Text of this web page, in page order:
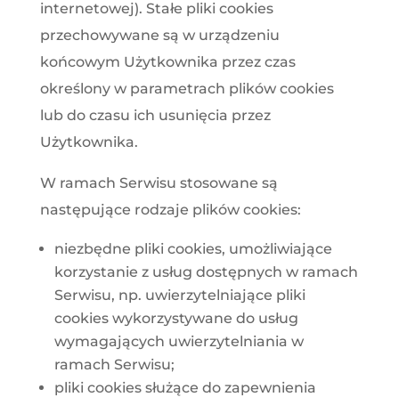
internetowej). Stałe pliki cookies
przechowywane są w urządzeniu
końcowym Użytkownika przez czas
określony w parametrach plików cookies
lub do czasu ich usunięcia przez
Użytkownika.
W ramach Serwisu stosowane są
następujące rodzaje plików cookies:
niezbędne pliki cookies, umożliwiające
korzystanie z usług dostępnych w ramach
Serwisu, np. uwierzytelniające pliki
cookies wykorzystywane do usług
wymagających uwierzytelniania w
ramach Serwisu;
pliki cookies służące do zapewnienia